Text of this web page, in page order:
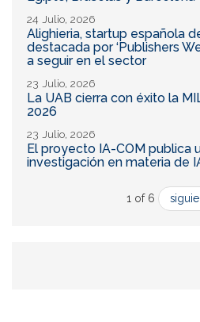
24 Julio, 2026
Alighieria, startup española
destacada por ‘Publishers
a seguir en el sector
23 Julio, 2026
La UAB cierra con éxito la
2026
23 Julio, 2026
El proyecto IA-COM publica
investigación en materia de
1 of 6